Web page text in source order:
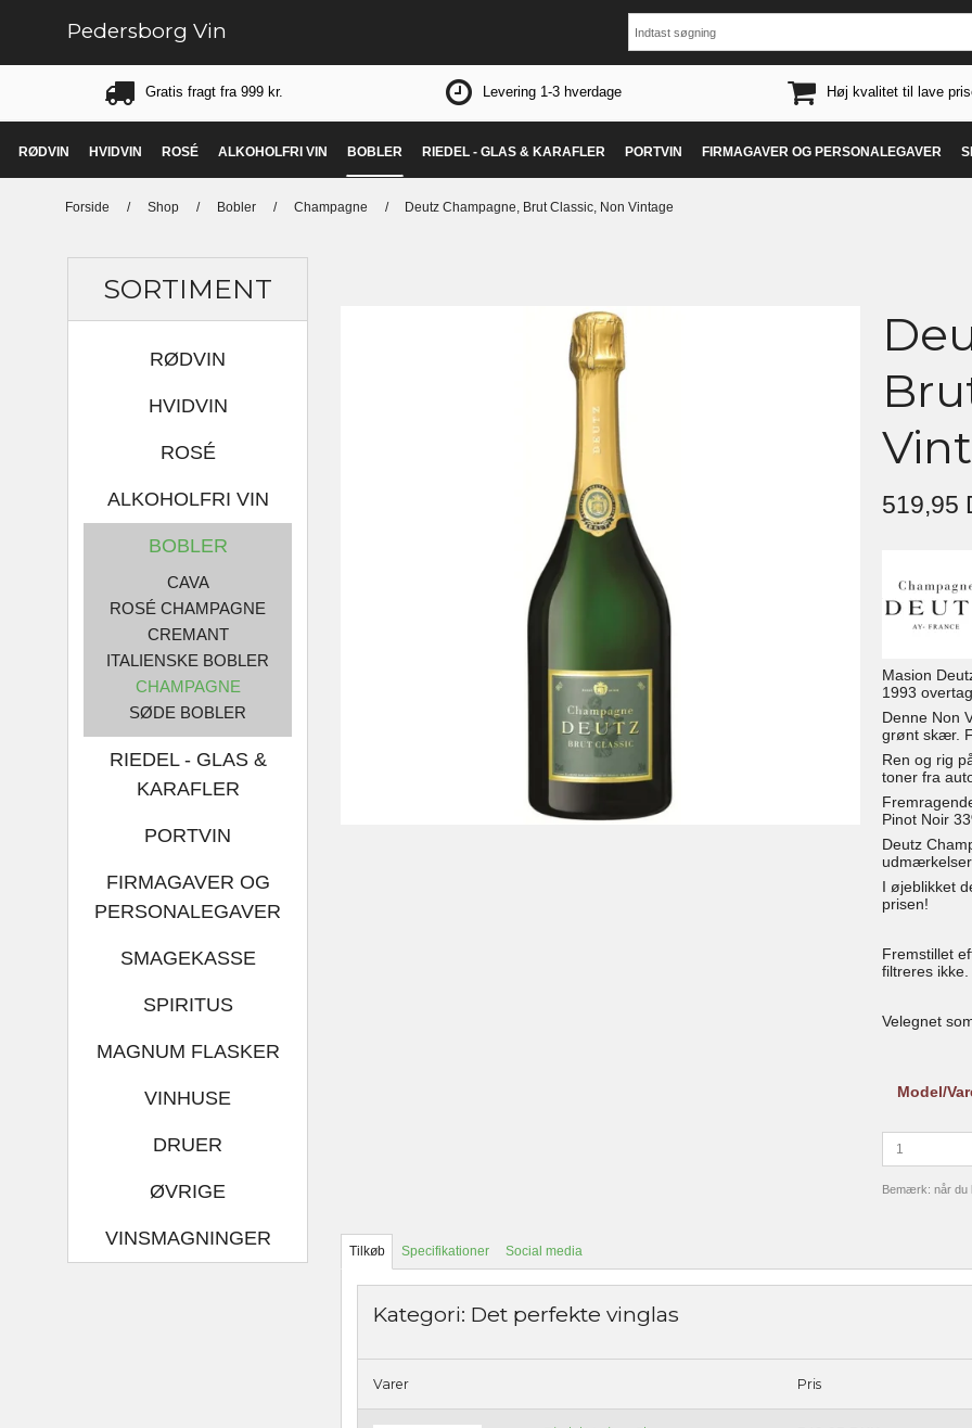
Pedersborg Vin
Gratis fragt fra 999 kr. Levering 1-3 hverdage Høj kvalitet til lave
RØDVIN HVIDVIN ROSÉ ALKOHOLFRI VIN BOBLER RIEDEL - GLAS & KARAFLER PORTVIN FIRMAGAVER OG PERSONALEGAVER
Forside / Shop / Bobler / Champagne / Deutz Champagne, Brut Classic, Non Vintage
SORTIMENT
RØDVIN
HVIDVIN
ROSÉ
ALKOHOLFRI VIN
BOBLER
CAVA
ROSÉ CHAMPAGNE
CREMANT
ITALIENSKE BOBLER
CHAMPAGNE
SØDE BOBLER
RIEDEL - GLAS &
KARAFLER
PORTVIN
FIRMAGAVER OG
PERSONALEGAVER
SMAGEKASSE
SPIRITUS
MAGNUM FLASKER
VINHUSE
DRUER
ØVRIGE
VINSMAGNINGER
519,95
Masion
1993
Denne Non
grønt skær.
Ren og rig
toner fra
Pinot Noir
Deutz
I øjeblikket
prisen!
Fremstillet
filtreres ikke.
Velegnet
Model/
Bemærk: når du
Tilkøb Specifikationer Social media
Kategori: Det perfekte vinglas
Varer Pris